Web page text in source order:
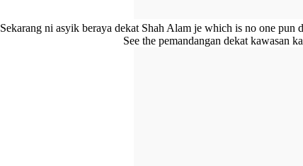
Sekarang ni asyik beraya dekat Shah Alam je which is no one
See the pemandangan dekat kawasan